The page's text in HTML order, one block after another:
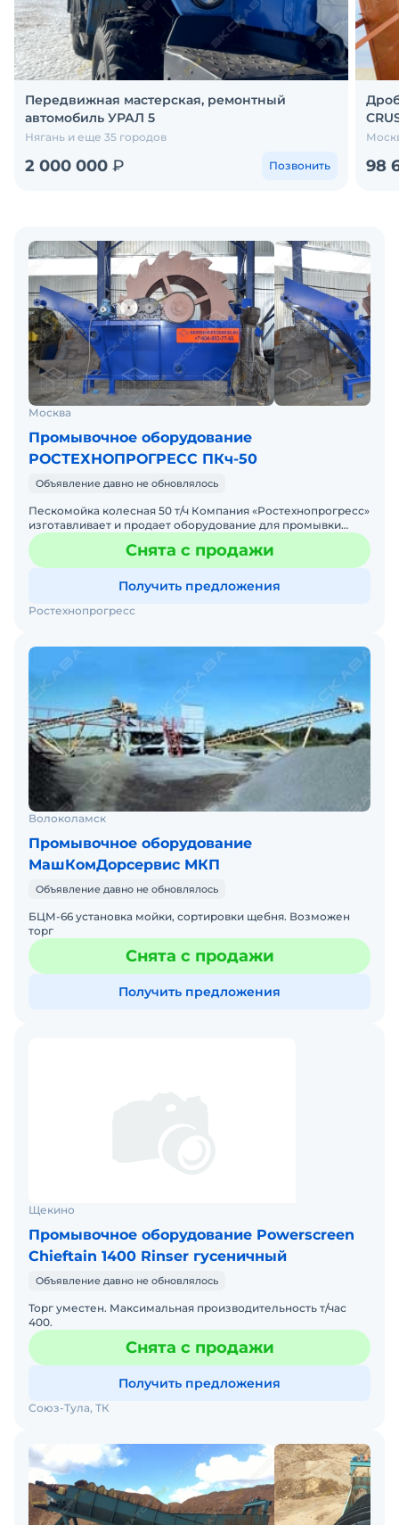
Передвижная мастерская, ремонтный
автомобиль УРАЛ 5
Нягань и еще 35 городов
2 000 000 ₽ Позвонить 98
Москва
Промывочное оборудование
РОСТЕХНОПРОГРЕСС ПКч-50
Объявление давно не обновлялось
Пескомойка колесная 50 т/ч Компания «Ростехнопрогресс»
изготавливает и продает оборудование для промывки
песка – пескомойку колесную 50т/ч. Мойка песка приме
Снята с продажи
Получить предложения
Ростехнопрогресс
Волоколамск
Промывочное оборудование
МашКомДорсервис МКП
Объявление давно не обновлялось
БЦМ-66 установка мойки, сортировки щебня. Возможен
торг
Снята с продажи
Получить предложения
Щекино
Промывочное оборудование Powerscreen
Chieftain 1400 Rinser гусеничный
Объявление давно не обновлялось
Торг уместен. Максимальная производительность т/час
400.
Снята с продажи
Получить предложения
Союз-Тула, ТК